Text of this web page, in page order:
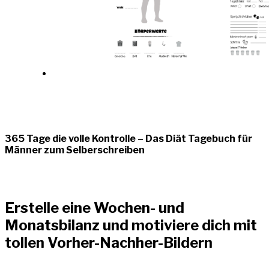
365 Tage die volle Kontrolle – Das Diät Tagebuch für
Männer zum Selberschreiben
Erstelle eine Wochen- und
Monatsbilanz und motiviere dich mit
tollen Vorher-Nachher-Bildern